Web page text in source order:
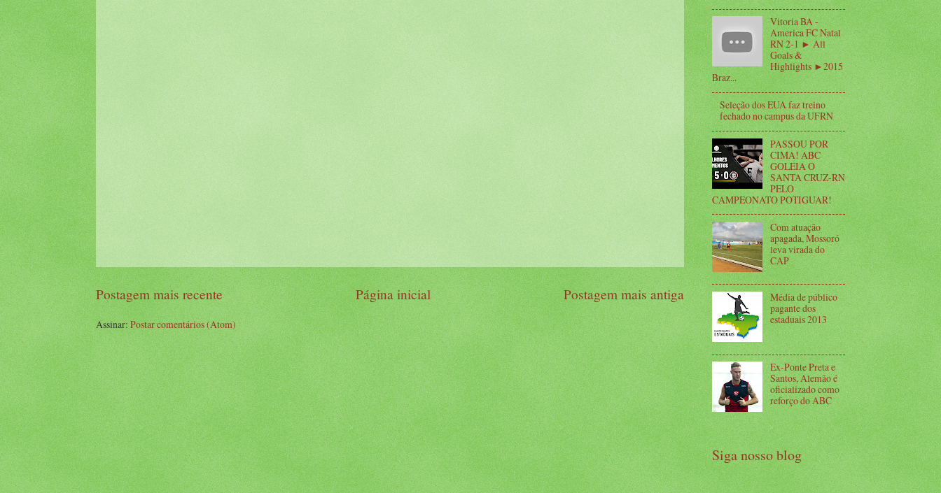
Postagem mais recente Postagem mais antiga
Página inicial
Assinar:Postar comentários (Atom)
Vitoria BA -
America FC Natal
RN 2-1 ► All
Goals &
Highlights ►2015
Braz...
Seleção dos EUA faz treino
fechado no campus da UFRN
PASSOU POR
CIMA! ABC
GOLEIA O
SANTA CRUZ-RN
PELO
CAMPEONATO POTIGUAR!
Com atuação
apagada, Mossoró
leva virada do
CAP
Média de público
pagante dos
estaduais 2013
Ex-Ponte Preta e
Santos, Alemão é
oficializado como
reforço do ABC
Siga nosso blog